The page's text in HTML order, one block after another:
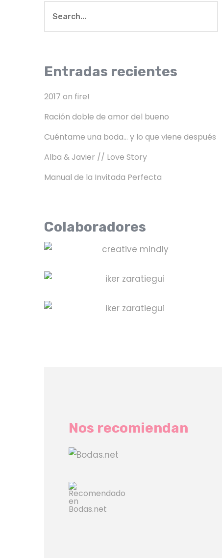
Entradas recientes
2017 on fire!
Ración doble de amor del bueno
Cuéntame una boda… y lo que viene después
Alba & Javier // Love Story
Manual de la Invitada Perfecta
Colaboradores
Nos recomiendan